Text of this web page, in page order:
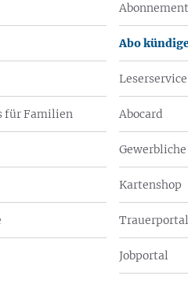
für Familien
Abo
Leserservice
Abocard
Kartenshop
Trauerportal
Jobportal